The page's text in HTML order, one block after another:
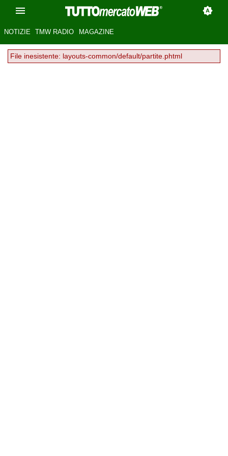
NOTIZIE TMW RADIO MAGAZINE
File inesistente: layouts-common/default/partite.phtml